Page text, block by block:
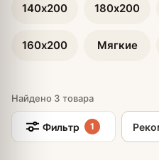
140х200
160х200
180х200
Мягкие
Найдено 3 товара
Фильтр 1